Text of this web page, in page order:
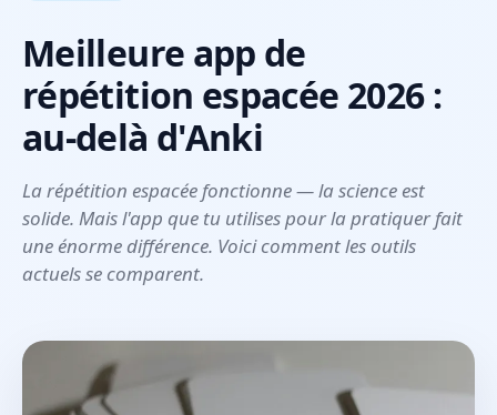
Meilleure app de
répétition espacée 2026 :
au-delà d'Anki
La répétition espacée fonctionne — la science est
solide. Mais l'app que tu utilises pour la pratiquer fait
une énorme différence. Voici comment les outils
actuels se comparent.